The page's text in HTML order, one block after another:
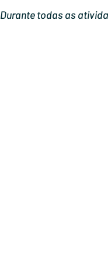
Durante todas as